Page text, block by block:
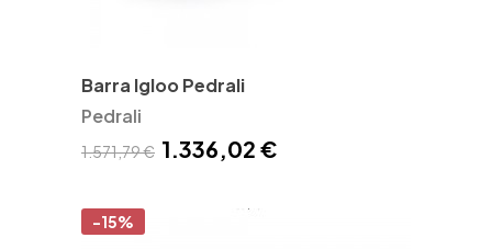
Barra Igloo Pedrali
Pedrali
1.571,79 € 1.336,02 €
-15%